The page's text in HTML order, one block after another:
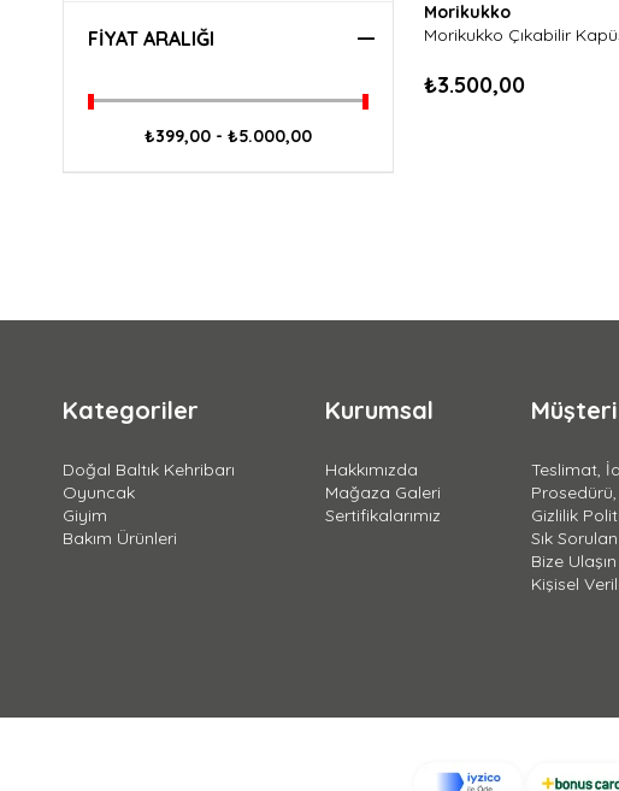
FIYAT ARALIĞI
₺399,00 - ₺5.000,00
Morikukko
₺3.500,00
Kategoriler
Doğal Baltık Kehribarı
Oyuncak
Giyim
Bakım Ürünleri
Kurumsal
Hakkımızda
Mağaza Galeri
Sertifikalarımız
Teslimat,
Gizlilik
Sık
Bize Ulaşın
Kişisel